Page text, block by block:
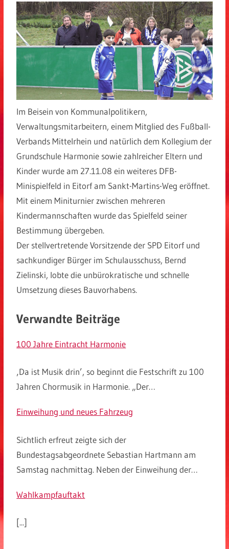
Im Beisein von Kommunalpolitikern,
Verwaltungsmitarbeitern, einem Mitglied des Fußball-
Verbands Mittelrhein und natürlich dem Kollegium der
Grundschule Harmonie sowie zahlreicher Eltern und
Kinder wurde am 27.11.08 ein weiteres DFB-
Minispielfeld in Eitorf am Sankt-Martins-Weg eröffnet.
Mit einem Miniturnier zwischen mehreren
Kindermannschaften wurde das Spielfeld seiner
Bestimmung übergeben.
Der stellvertretende Vorsitzende der SPD Eitorf und
sachkundiger Bürger im Schulausschuss, Bernd
Zielinski, lobte die unbürokratische und schnelle
Umsetzung dieses Bauvorhabens.
Verwandte Beiträge
100 Jahre Eintracht Harmonie
‚Da ist Musik drin’, so beginnt die Festschrift zu 100
Jahren Chormusik in Harmonie. „Der…
Einweihung und neues Fahrzeug
Sichtlich erfreut zeigte sich der
Bundestagsabgeordnete Sebastian Hartmann am
Samstag nachmittag. Neben der Einweihung der…
Wahlkampfauftakt
[...]